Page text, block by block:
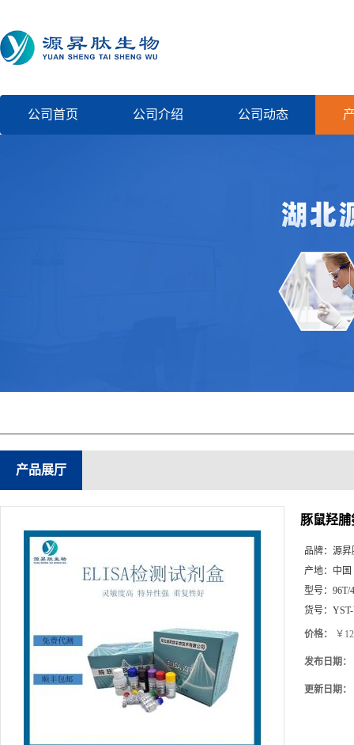
公司首页 公司介绍 公司动态
产品展厅
豚鼠羟
品牌： 源昇
产地： 中国
型号： 96T/
货号：
价格： ￥
发布日期：
更新日期：